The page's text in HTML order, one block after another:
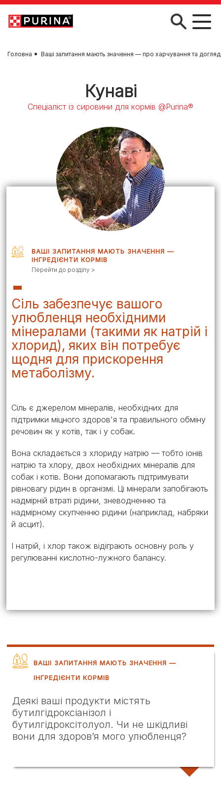
Skip to main content
Головна Ваші запитання мають значення — про харчування та
Кунаві
Спеціаліст із сировини для кормів @Purina®
ВАШІ ЗАПИТАННЯ МАЮТЬ ЗНАЧЕННЯ —
ІНГРЕДІЄНТИ КОРМІВ
Перейти до розділу >
Сіль забезпечує вашого
улюбленця необхідними
мінералами (такими як натрій і
хлорид), яких він потребує
щодня для прискорення
метаболізму.
Сіль є джерелом мінералів, необхідних для
підтримки міцного здоров'я та правильного обміну
речовин як у котів, так і у собак.
Вона складається з хлориду натрію — тобто іонів
натрію та хлору, двох необхідних мінералів для
собак і котів. Вони допомагають підтримувати
рівновагу рідин в організмі. Ці мінерали запобігають
надмірній втраті рідини, зневодненню та
надмірному скупченню рідини (наприклад, набряки
й асцит).
І натрій, і хлор також відіграють основну роль у
регулюванні кислотно-лужного балансу.
ВАШІ ЗАПИТАННЯ МАЮТЬ ЗНАЧЕННЯ —
ІНГРЕДІЄНТИ КОРМІВ
Деякі ваші продукти містять
бутилгідроксіанізол і
бутилгідроксітолуол. Чи не шкідливі
вони для здоров’я мого улюбленця?